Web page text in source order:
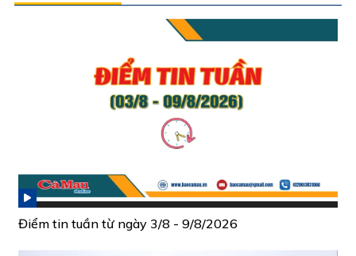
Điểm tin tuần từ ngày 3/8 - 9/8/2026